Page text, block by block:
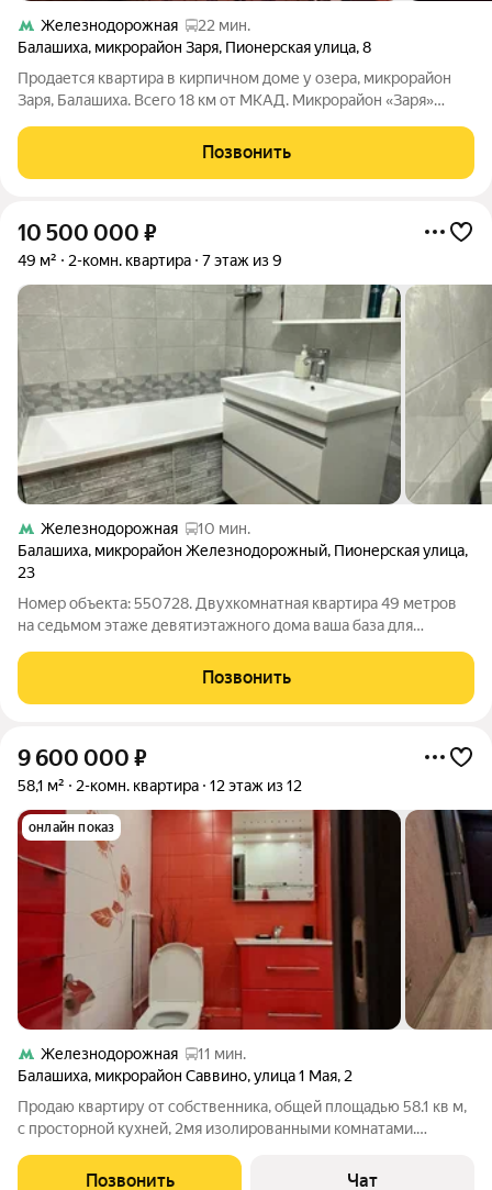
Железнодорожная
22 мин.
Балашиха, микрорайон Заря, Пионерская улица,8
Продается квартира в кирпичном доме у озера, микрорайон
Заря, Балашиха. Всего 18 км от МКАД. Микрорайон «Заря»
выездом на шоссе Энтузиастов и Носовихинское. О
КВАРТИРЕ: -Площадь квартиры 46.4 м2
Позвонить
10 500 000 ₽
49 м² 2-комн. квартира 7 этаж из 9
Железнодорожная
10 мин.
Балашиха, микрорайон Железнодорожный, Пионерская улица,
23
Номер объекта: 550728. Двухкомнатная квартира 49 метров
на седьмом этаже девятиэтажного дома ваша база для
для ежедневного удобства. Это вторичное жилье с уже
готовым стандартным ремонтом,
Позвонить
9 600 000 ₽
58,1 м² 2-комн. квартира 12 этаж из 12
онлайн показ
Железнодорожная
11 мин.
Балашиха, микрорайон Саввино,улица 1 Мая, 2
Продаю квартиру от собственника, общей площадью 58.1 кв м,
с просторной кухней, 2мя изолированными комнатами.
доводчиками, столешница искусственный камень, есть
Позвонить Чат